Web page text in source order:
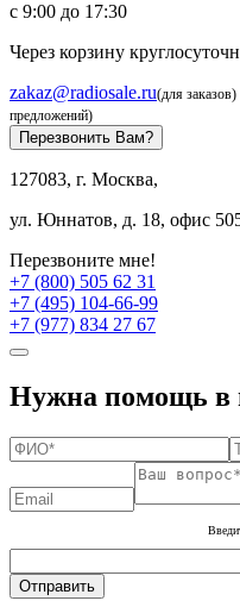
с 9:00 до 17:30
Через корзину
zakaz@radiosale.ru(для заказов)
предложений)
Перезвонить Вам?
127083, г. Москва,
ул. Юннатов, д. 18, офис
Перезвоните мне!
+7 (800) 505 62 31
+7 (495) 104-66-99
+7 (977) 834 27 67
Нужна помощь в